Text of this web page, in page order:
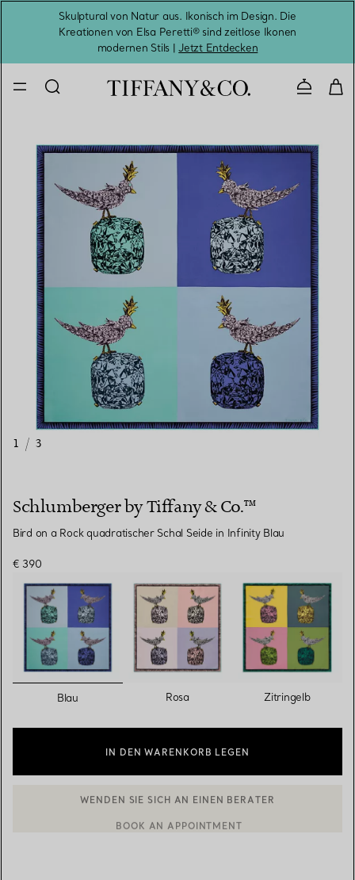
Skulptural von Natur aus. Ikonisch im Design. Die
Kreationen von Elsa Peretti® sind zeitlose Ikonen
modernen Stils |Jetzt Entdecken
1 / 3
Schlumberger by Tiffany & Co.™
Bird on a Rock quadratischer Schal Seide in Infinity Blau
€ 390
Blau Rosa Zitringelb
IN DEN WARENKORB LEGEN